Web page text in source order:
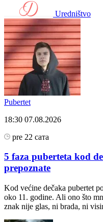
Uredništvo
Pubertet
18:30 07.08.2026
pre 22 сата
5 faza puberteta kod
prepoznate
Kod većine dečaka pubertet
oko 11. godine. Ali ono što
znak nije glas, ni brada, ni